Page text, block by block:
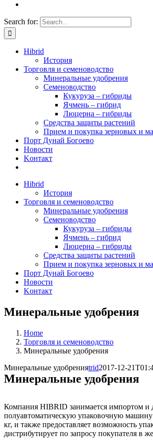
Search for:
Hibrid
История
Торговля и семеноводство
Минеральные удобрения
Семеноводство
Кукуруза – гибриды
Ячмень – гибрид
Люцерна – гибриды
Средства защиты растений
Прием и покупка зерновых и
Порт Дунай Богоево
Новости
Koнтакт
Hibrid
История
Торговля и семеноводство
Минеральные удобрения
Семеноводство
Кукуруза – гибриды
Ячмень – гибрид
Люцерна – гибриды
Средства защиты растений
Прием и покупка зерновых и
Порт Дунай Богоево
Новости
Koнтакт
Минеральные удобрения
Home
Торговля и семеноводство
Минеральные удобрения
Минеральные удобренияtrid2017-12-
Минеральные удобрения
Компания HIBRID занимается импортом
полуавтоматическую упаковочную
кг, и также предоставляет возможность
дистрибутирует по запросу покупателя в